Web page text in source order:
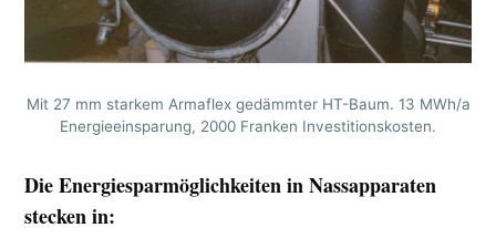
Mit 27 mm starkem Armaflex gedämmter HT-Baum. 13 MWh/a
Energieeinsparung, 2000 Franken Investitionskosten.
Die Energiesparmöglichkeiten in Nassapparaten
stecken in: